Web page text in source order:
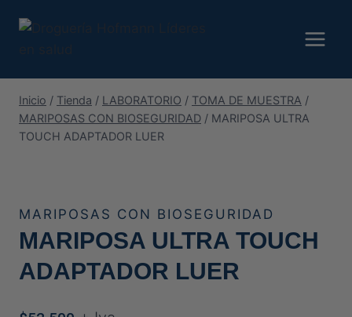
Inicio / Tienda / LABORATORIO / TOMA DE MUESTRA /
MARIPOSAS CON BIOSEGURIDAD / MARIPOSA ULTRA
TOUCH ADAPTADOR LUER
MARIPOSAS CON BIOSEGURIDAD
MARIPOSA ULTRA TOUCH
ADAPTADOR LUER